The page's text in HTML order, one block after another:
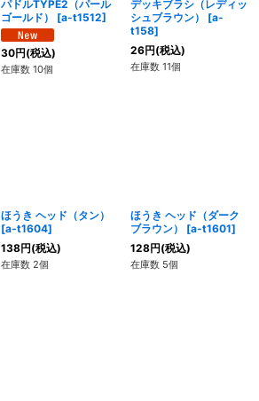
パドルTYPE2（パール
ゴールド）
[a-t1512]
30円(税込)
在庫数 10個
デッキブラシ（レディッ
シュブラウン）
[a-
t158]
26円(税込)
在庫数 11個
ほうき ヘッド（タン）
[a-t1604]
138円(税込)
在庫数 2個
ほうき ヘッド（ダーク
ブラウン）
[a-t1601]
128円(税込)
在庫数 5個